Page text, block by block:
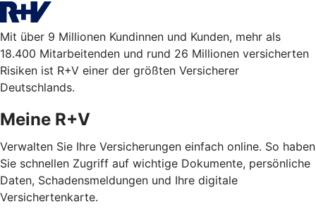
Mit über 9 Millionen Kundinnen und Kunden, mehr als
18.400 Mitarbeitenden und rund 26 Millionen versicherten
Risiken ist R+V einer der größten Versicherer
Deutschlands.
Meine R+V
Verwalten Sie Ihre Versicherungen einfach online. So haben
Sie schnellen Zugriff auf wichtige Dokumente, persönliche
Daten, Schadensmeldungen und Ihre digitale
Versichertenkarte.